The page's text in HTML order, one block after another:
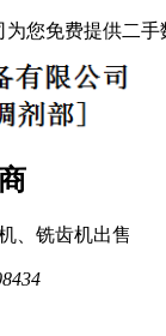
您免费提供二
、铣齿机出售